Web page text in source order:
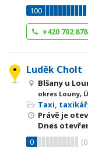
100
+420 702
Luděk Cholt
Blšany u
okres Louny,
Taxi,
Právě je
Dnes
0
(0